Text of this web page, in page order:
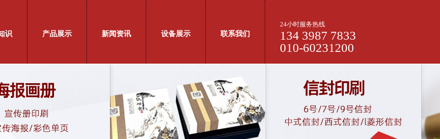
识 产品展示 新闻资讯 设备展示 联系我们
24小时服务热线
134 3987 7833
010-60231200